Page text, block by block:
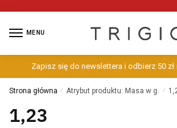
MENU
Zapisz się do newslettera i odbierz 50 zł
Strona główna / Atrybut produktu: Masa w g. /
1,23